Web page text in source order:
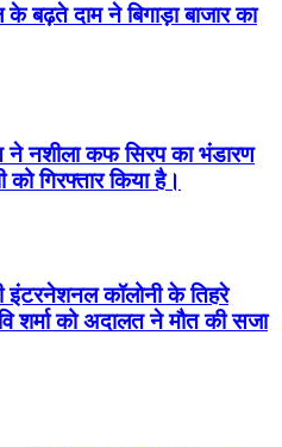
दाम ने बिगाड़ा बाजार का
नशीला कफ सिरप का भंडारण
गिरफ्तार किया है।
इंटरनेशनल कॉलोनी के तिहरे
शर्मा को अदालत ने मौत की सजा